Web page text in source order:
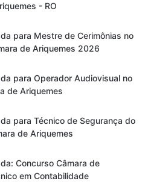
- RO
para Mestre de Cerimônias no
de Ariquemes 2026
para Operador Audiovisual no
de Ariquemes
para Técnico de Segurança do
de Ariquemes
Concurso Câmara de
em Contabilidade